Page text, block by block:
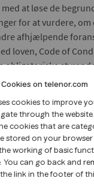
at løse de
for at vurdere,
afhjælpende
loven, Code of
obligatoriske
for disciplinære
Sådanne
resultere i
kan medføre, at
part, idømmes
at vi alle kan
uden at behøve
Cookies on telenor.com
cookies to improve
through the
cookies that are
stored on your browser
working of basic
You can go back and
link in the footer of